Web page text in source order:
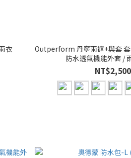
衣
Outperform 丹寧雨褲+與套
防水透氣機能外套 /
NT$2,500